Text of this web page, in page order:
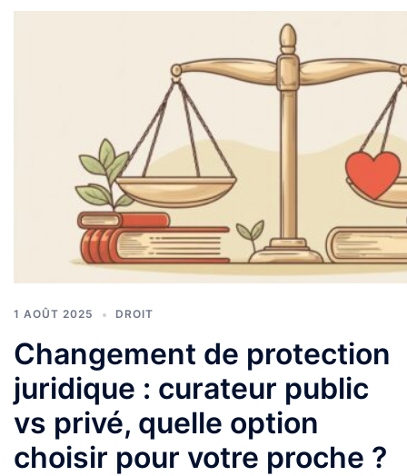
1 AOÛT 2025 DROIT
Changement de protection
juridique : curateur public
vs privé, quelle option
choisir pour votre proche ?